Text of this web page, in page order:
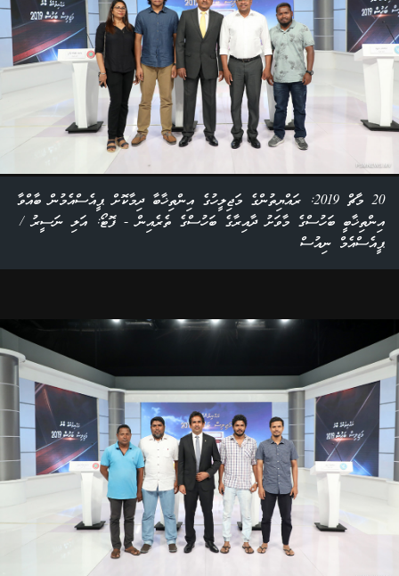
20 މާޗް 2019: ރައްޔިތުންގެ މަޖިލީހުގެ އިންތިޚާބާ ދިމާކޮށް ޕީއެސްއެމުން ބާއްވާ
އިންތިޚާބީ ބަހުސްގެ މާވަށު ދާއިރާގެ ބަހުސްގެ ތެރެއިން - ފޮޓޯ: އަލި ނަސީރު /
ޕީއެސްއެމް ނިއުސް